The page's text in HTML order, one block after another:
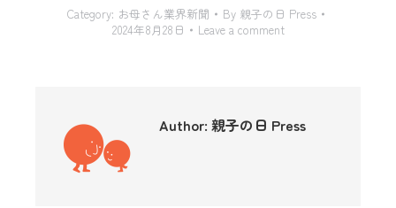
Category: お母さん業界新聞 By 親子の日 Press
2024年8月28日
Leave a comment
Author: 親子の日 Press